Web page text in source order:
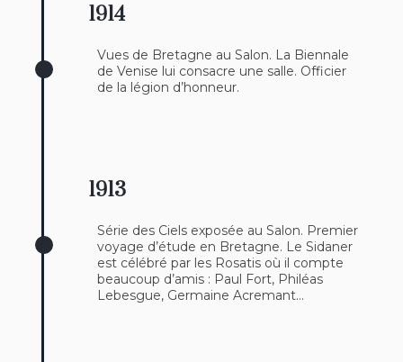
1914
Vues de Bretagne au Salon. La Biennale
de Venise lui consacre une salle. Officier
de la légion d’honneur.
1913
Série des Ciels exposée au Salon. Premier
voyage d’étude en Bretagne. Le Sidaner
est célébré par les Rosatis où il compte
beaucoup d’amis : Paul Fort, Philéas
Lebesgue, Germaine Acremant…